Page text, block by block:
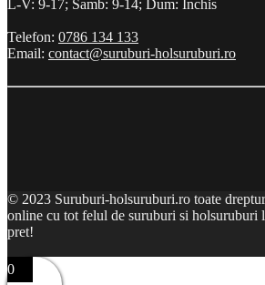
L-V: 9-17; Samb: 9-14; Dum: Închis
Telefon: 0786 134 133
Email: contact@suruburi-holsuruburi.ro
© 2023 Suruburi-holsuruburi.ro toate
online cu tot felul de suruburi si holsuruburi
pret!
0